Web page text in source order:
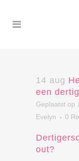
14 aug
een
Geplaatst op
Evelyn
0
out?